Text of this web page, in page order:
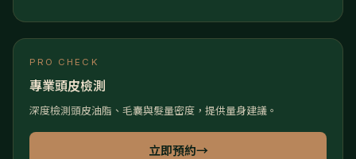
PRO CHECK
專業頭皮檢測
深度檢測頭皮油脂、毛囊與髮量密度，提供量身建議。
立即預約→